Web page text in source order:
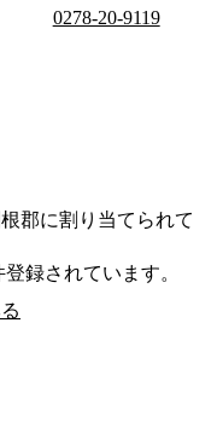
0278-20-9119
郡に割り当てられて
録されています。